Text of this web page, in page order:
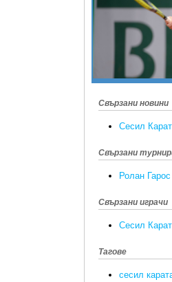
Свързани новини
Сесил
Свързани
Ролан Гарос
Свързани играчи
Сесил
Тагове
сесил